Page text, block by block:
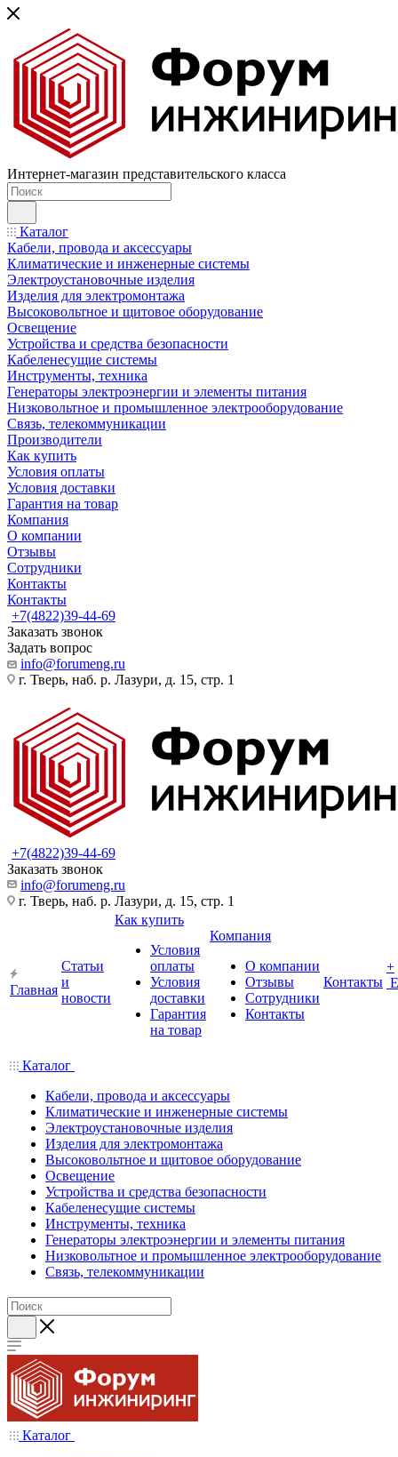
Интернет-магазин представительского класса
Каталог
Кабели, провода и аксессуары
Климатические и инженерные системы
Электроустановочные изделия
Изделия для электромонтажа
Высоковольтное и щитовое оборудование
Освещение
Устройства и средства безопасности
Кабеленесущие системы
Инструменты, техника
Генераторы электроэнергии и элементы питания
Низковольтное и промышленное электрооборудование
Связь, телекоммуникации
Производители
Как купить
Условия оплаты
Условия доставки
Гарантия на товар
Компания
О компании
Отзывы
Сотрудники
Контакты
Контакты
+7(4822)39-44-69
Заказать звонок
Задать вопрос
info@forumeng.ru
г. Тверь, наб. р. Лазури, д. 15, стр. 1
+7(4822)39-44-69
Заказать звонок
info@forumeng.ru
г. Тверь, наб. р. Лазури, д. 15, стр. 1
Главная
Статьи
и
новости
Как купить
Условия
оплаты
Условия
доставки
Гарантия
на товар
Компания
О компании
Отзывы
Сотрудники
Контакты
Контакты
+
Каталог
Кабели, провода и аксессуары
Климатические и инженерные системы
Электроустановочные изделия
Изделия для электромонтажа
Высоковольтное и щитовое оборудование
Освещение
Устройства и средства безопасности
Кабеленесущие системы
Инструменты, техника
Генераторы электроэнергии и элементы питания
Низковольтное и промышленное электрооборудование
Связь, телекоммуникации
Каталог